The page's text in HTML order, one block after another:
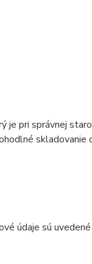
je pri správnej
skladovanie
údaje sú